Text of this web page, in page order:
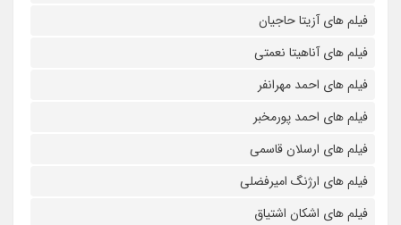
فیلم های آزیتا حاجیان
فیلم های آناهیتا نعمتی
فیلم های احمد مهرانفر
فیلم های احمد پورمخبر
فیلم های ارسلان قاسمی
فیلم های ارژنگ امیرفضلی
فیلم های اشکان اشتیاق